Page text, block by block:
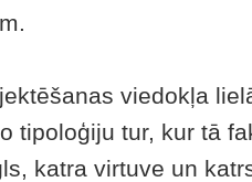
viedokļa
tipoloģiju tur, kur tā
katra virtuve un